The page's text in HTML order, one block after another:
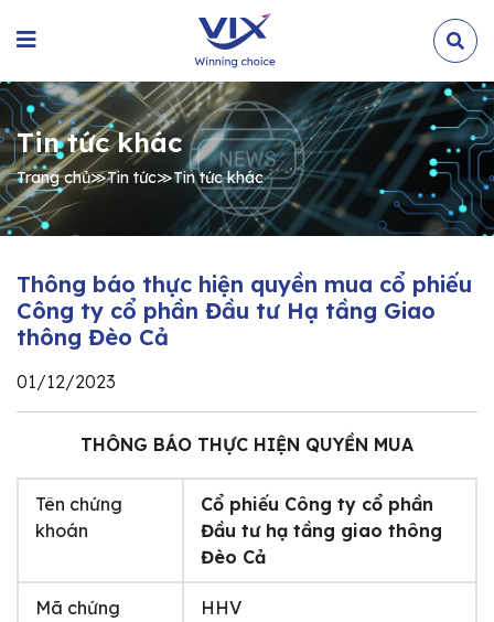
Tin tức khác
Trang chủ≫Tin tức≫Tin tức khác
Thông báo thực hiện quyền mua cổ phiếu
Công ty cổ phần Đầu tư Hạ tầng Giao
thông Đèo Cả
01/12/2023
THÔNG BÁO THỰC HIỆN QUYỀN MUA
Tên chứng
khoán
Cổ phiếu Công ty cổ phần
Đầu tư hạ tầng giao thông
Đèo Cả
Mã chứng
HHV